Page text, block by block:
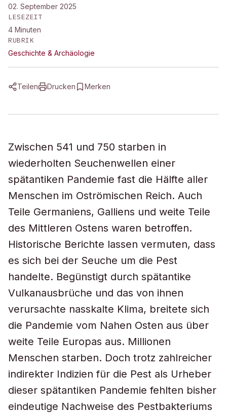
02. September 2025
LESEZEIT
4 Minuten
RUBRIK
Geschichte & Archäologie
Teilen Drucken Merken
Zwischen 541 und 750 starben in
wiederholten Seuchenwellen einer
spätantiken Pandemie fast die Hälfte aller
Menschen im Oströmischen Reich. Auch
Teile Germaniens, Galliens und weite Teile
des Mittleren Ostens waren betroffen.
Historische Berichte lassen vermuten, dass
es sich bei der Seuche um die Pest
handelte. Begünstigt durch spätantike
Vulkanausbrüche und das von ihnen
verursachte nasskalte Klima, breitete sich
die Pandemie vom Nahen Osten aus über
weite Teile Europas aus. Millionen
Menschen starben. Doch trotz zahlreicher
indirekter Indizien für die Pest als Urheber
dieser spätantiken Pandemie fehlten bisher
eindeutige Nachweise des Pestbakteriums